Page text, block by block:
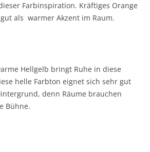
Farbinspiration. Kräftiges Orange
als warmer Akzent im Raum.
Hellgelb bringt Ruhe in diese
helle Farbton eignet sich sehr gut
denn Räume brauchen
Bühne.